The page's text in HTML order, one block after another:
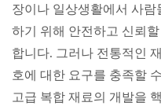
장이나 일상생활에서 사
하기 위해 안전하고 신뢰
합니다. 그러나 전통적인
호에 대한 요구를 충족할
고급 복합 재료의 개발을